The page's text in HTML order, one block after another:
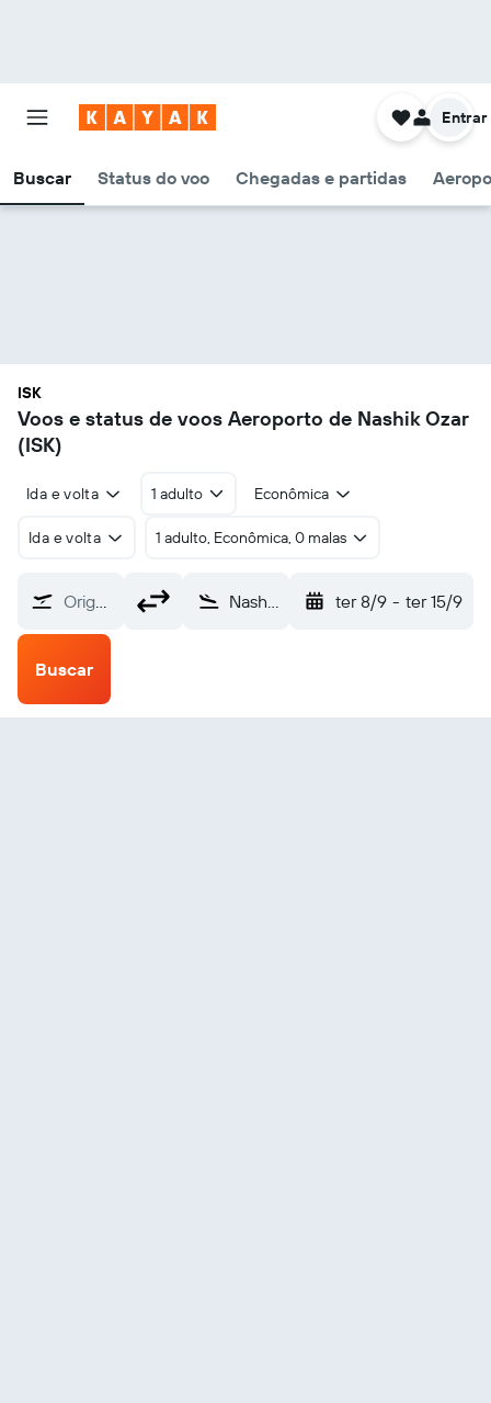
Buscar Status do voo Chegadas e partidas
Entrar
ISK
Voos e status de voos Aeroporto de Nashik Ozar
(ISK)
Ida e volta 1 adulto Econômica
Ida e volta 1 adulto, Econômica, 0 malas
Origem Nashik Ozar (ISK) ter 8/9 - ter 15/9
Buscar